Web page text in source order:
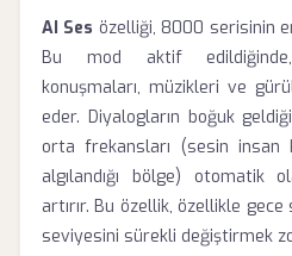
AI Ses özelliği, 8000 serisinin
Bu mod aktif
konuşmaları, müzikleri ve
eder. Diyalogların boğuk
orta frekansları (sesin insan
algılandığı bölge) otomatik
artırır. Bu özellik, özellikle
seviyesini sürekli değiştirmek